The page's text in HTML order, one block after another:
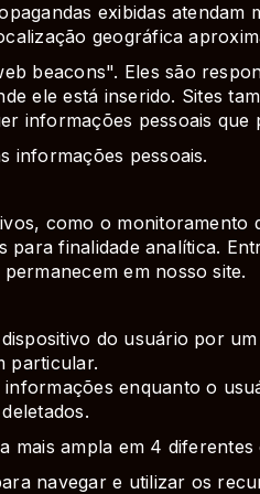
exibidas
geográfica
beacons". Eles são
ele está inserido. Sites
informações pessoais
informações pessoais.
como o
finalidade analítica.
em nosso site.
do usuário por
particular.
enquanto o
mais ampla em 4
navegar e utilizar os